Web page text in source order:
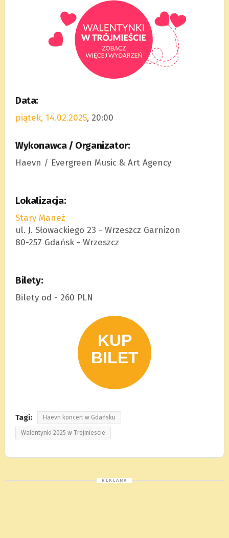
Data:
piątek, 14.02.2025, 20:00
Wykonawca / Organizator:
Haevn / Evergreen Music & Art Agency
Lokalizacja:
Stary Maneż
ul. J. Słowackiego 23 - Wrzeszcz Garnizon
80-257 Gdańsk - Wrzeszcz
Bilety:
Bilety od - 260 PLN
Tagi: Haevn koncert w Gdańsku
Walentynki 2025 w Trójmiescie